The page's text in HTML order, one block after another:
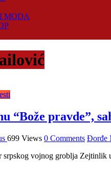
MODA
“Bože pravde”,
699 Views 0 Comments Đorđe
vojnog groblja Zejtinlik